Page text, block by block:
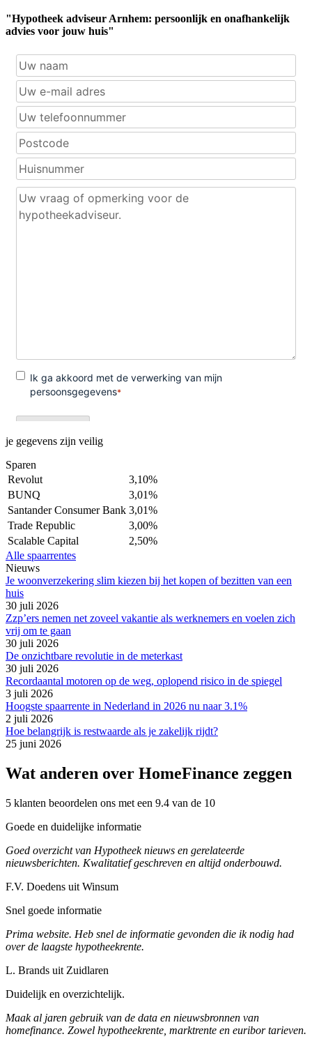
"Hypotheek adviseur Arnhem: persoonlijk en onafhankelijk
advies voor jouw huis"
je gegevens zijn veilig
Sparen
Revolut
3,10%
BUNQ
3,01%
Santander Consumer Bank 3,01%
Trade Republic
3,00%
Scalable Capital
2,50%
Alle spaarrentes
Nieuws
Je woonverzekering slim kiezen bij het kopen of bezitten van een
huis
30 juli 2026
Zzp’ers nemen net zoveel vakantie als werknemers en voelen zich
vrij om te gaan
30 juli 2026
De onzichtbare revolutie in de meterkast
30 juli 2026
Recordaantal motoren op de weg, oplopend risico in de spiegel
3 juli 2026
Hoogste spaarrente in Nederland in 2026 nu naar 3.1%
2 juli 2026
Hoe belangrijk is restwaarde als je zakelijk rijdt?
25 juni 2026
Wat anderen over HomeFinance zeggen
5 klanten beoordelen ons met een 9.4 van de 10
Goede en duidelijke informatie
Goed overzicht van Hypotheek nieuws en gerelateerde
nieuwsberichten. Kwalitatief geschreven en altijd onderbouwd.
F.V. Doedens uit Winsum
Snel goede informatie
Prima website. Heb snel de informatie gevonden die ik nodig had
over de laagste hypotheekrente.
L. Brands uit Zuidlaren
Duidelijk en overzichtelijk.
Maak al jaren gebruik van de data en nieuwsbronnen van
homefinance. Zowel hypotheekrente, marktrente en euribor tarieven.